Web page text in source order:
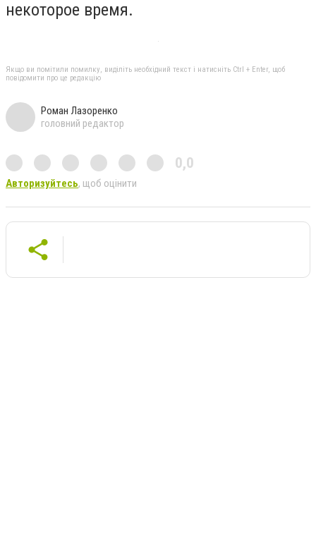
некоторое время.
Якщо ви помітили помилку, виділіть необхідний текст і натисніть Ctrl + Enter, щоб
повідомити про це редакцію
Роман Лазоренко
головний редактор
0,0
Авторизуйтесь, щоб оцінити